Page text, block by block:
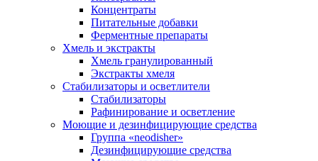
Концентраты
Питательные добавки
Ферментные препараты
Хмель и экстракты
Хмель гранулированный
Экстракты хмеля
Cтабилизаторы и осветлители
Стабилизаторы
Рафинирование и осветление
Моющие и дезинфицирующие средства
Группа «neodisher»
Дезинфицирующие средства